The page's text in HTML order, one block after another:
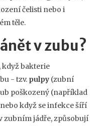
čelisti nebo i
těle.
v zubu?
když bakterie
- tzv. pulpy (zubní
poškozený (například
když se infekce šíří
zubním jádře, způsobují